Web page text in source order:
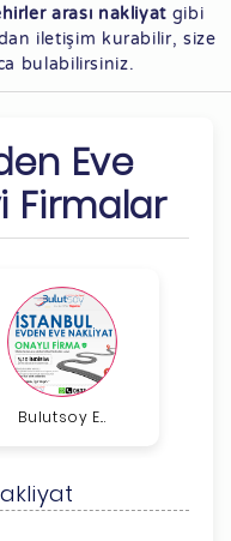
arası nakliyat gibi
iletişim kurabilir, size
bulabilirsiniz.
Eve
Firmalar
Bulutsoy E...